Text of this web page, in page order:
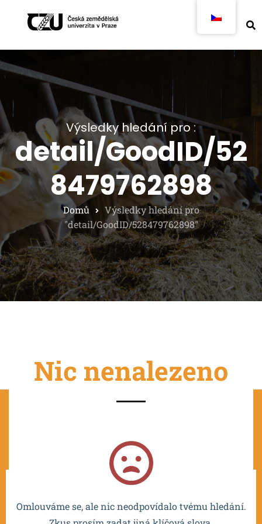
Výsledky hledání pro :
detail/GoodID/52
8479762898
Domů
Výsledky hledání pro
"detail/GoodID/528479762898"
Nic nenalezeno
Omlouváme se, ale nic neodpovídalo tvému hledání.